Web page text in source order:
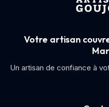
Votre artisan
Un artisan de confiance à